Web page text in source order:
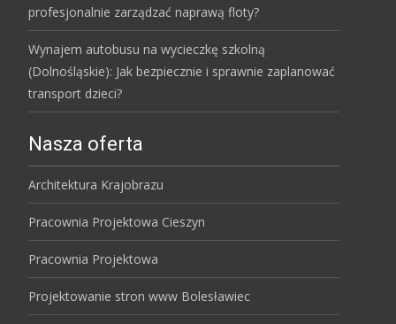
profesjonalnie zarządzać naprawą floty?
Wynajem autobusu na wycieczkę szkolną
(Dolnośląskie): Jak bezpiecznie i sprawnie zaplanować
transport dzieci?
Nasza oferta
Architektura Krajobrazu
Pracownia Projektowa Cieszyn
Pracownia Projektowa
Projektowanie stron www Bolesławiec